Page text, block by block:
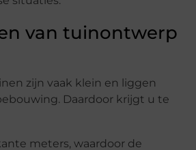
van tuinontwerp
zijn vaak klein en liggen
Daardoor krijgt u te
meters, waardoor de